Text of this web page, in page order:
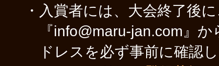
・入賞者には、大会終了後
『info@maru-jan.com』
ドレスを必ず事前に確認